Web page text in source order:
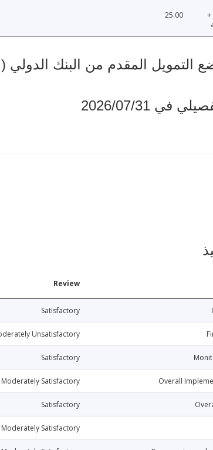
+
25.00
المقدم من البنك الدولي (بملايين
2026/07/31
Review
Satisfactory
Unsatisfactory
Satisfactory
Overall
Moderately Satisfactory
Satisfactory
Moderately Satisfactory